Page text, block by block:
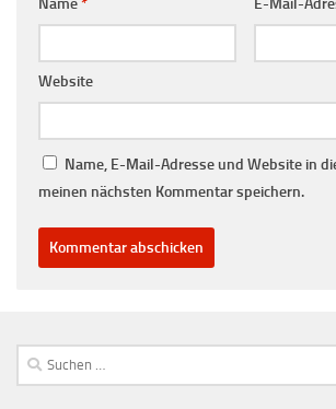
Name* E-Mail-
Website
Name, E-Mail-Adresse und Website in
meinen nächsten Kommentar speichern.
Suchen
nach: